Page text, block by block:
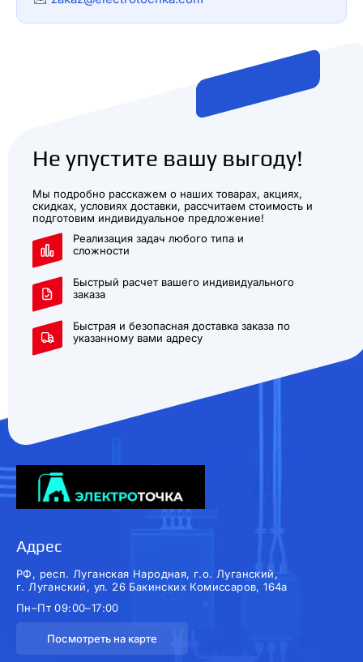
Не упустите вашу выгоду!
Мы подробно расскажем о наших товарах, акциях,
скидках, условиях доставки, рассчитаем стоимость и
подготовим индивидуальное предложение!
Реализация задач любого типа и
сложности
Быстрый расчет вашего индивидуального
заказа
Быстрая и безопасная доставка заказа по
указанному вами адресу
Адрес
РФ, респ. Луганская Народная, г.о. Луганский,
г. Луганский, ул. 26 Бакинских Комиссаров, 164а
Пн–Пт 09:00–17:00
Посмотреть на карте